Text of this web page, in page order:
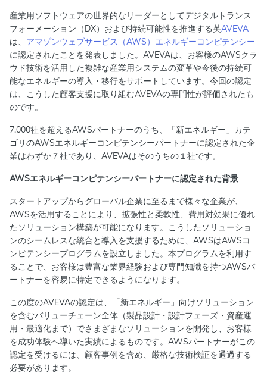
産業用ソフトウェアの世界的なリーダーとしてデジタルトランス
フォーメーション（DX）および持続可能性を推進する英AVEVA
は、 アマゾンウェブサービス（AWS）エネルギーコンピテンシー
に認定されたことを発表しました。AVEVAは、お客様のAWSクラ
ウド技術を活用した複雑な産業用システムの変革や今後の持続可
能なエネルギーの導入・移行をサポートしています。今回の認定
は、こうした顧客支援に取り組むAVEVAの専門性が評価されたも
のです。
7,000社を超えるAWSパートナーのうち、「新エネルギー」カテ
ゴリのAWSエネルギーコンピテンシーパートナーに認定された企
業はわずか７社であり、AVEVAはそのうちの１社です。
AWSエネルギーコンピテンシーパートナーに認定された背景
スタートアップからグローバル企業に至るまで様々な企業が、
AWSを活用することにより、拡張性と柔軟性、費用対効果に優れ
たソリューション構築が可能になります。こうしたソリューショ
ンのシームレスな統合と導入を支援するために、AWSはAWSコ
ンピテンシープログラムを設立しました。本プログラムを利用す
ることで、お客様は豊富な業界経験および専門知識を持つAWSパ
ートナーを容易に特定できるようになります。
この度のAVEVAの認定は、「新エネルギー」向けソリューション
を含むバリューチェーン全体（製品設計・設計フェーズ・資産運
用・最適化まで）でさまざまなソリューションを開発し、お客様
を成功体験へ導いた実績によるものです。AWSパートナーがこの
認定を受けるには、顧客事例を含め、厳格な技術検証を通過する
必要があります。